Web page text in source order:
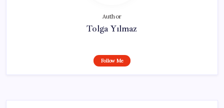
Author
Tolga Yılmaz
Follow Me